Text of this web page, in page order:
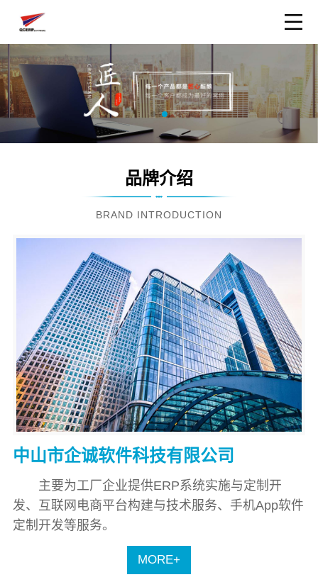
品牌介绍
BRAND INTRODUCTION
中山市企诚软件科技有限公司
主要为工厂企业提供ERP系统实施与定制开
发、互联网电商平台构建与技术服务、手机App软件
定制开发等服务。
MORE+